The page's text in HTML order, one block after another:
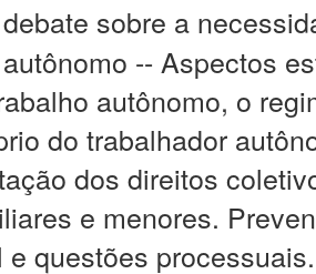
sobre a
-- Aspectos
autônomo, o
do trabalhador
dos direitos
e menores.
questões